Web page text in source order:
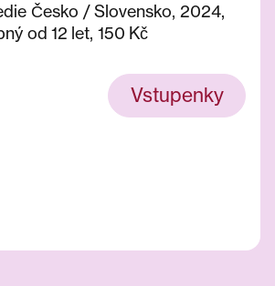
Česko / Slovensko, 2024,
od 12 let, 150 Kč
Vstupenky